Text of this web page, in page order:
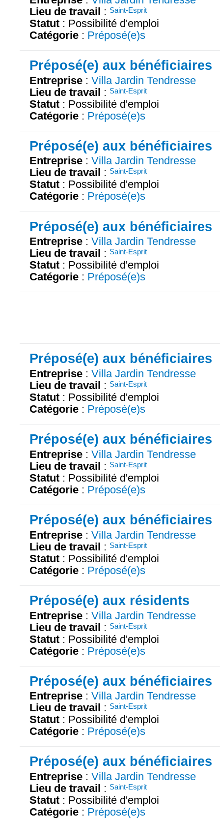
Lieu de travail : Saint-Esprit
Statut : Possibilité d'emploi
Catégorie : Préposé(e)s
Préposé(e) aux bénéficiaires
Entreprise : Villa Jardin Tendresse
Lieu de travail : Saint-Esprit
Statut : Possibilité d'emploi
Catégorie : Préposé(e)s
Préposé(e) aux bénéficiaires
Entreprise : Villa Jardin Tendresse
Lieu de travail : Saint-Esprit
Statut : Possibilité d'emploi
Catégorie : Préposé(e)s
Préposé(e) aux bénéficiaires
Entreprise : Villa Jardin Tendresse
Lieu de travail : Saint-Esprit
Statut : Possibilité d'emploi
Catégorie : Préposé(e)s
Préposé(e) aux bénéficiaires
Entreprise : Villa Jardin Tendresse
Lieu de travail : Saint-Esprit
Statut : Possibilité d'emploi
Catégorie : Préposé(e)s
Préposé(e) aux bénéficiaires
Entreprise : Villa Jardin Tendresse
Lieu de travail : Saint-Esprit
Statut : Possibilité d'emploi
Catégorie : Préposé(e)s
Préposé(e) aux bénéficiaires
Entreprise : Villa Jardin Tendresse
Lieu de travail : Saint-Esprit
Statut : Possibilité d'emploi
Catégorie : Préposé(e)s
Préposé(e) aux résidents
Entreprise : Villa Jardin Tendresse
Lieu de travail : Saint-Esprit
Statut : Possibilité d'emploi
Catégorie : Préposé(e)s
Préposé(e) aux bénéficiaires
Entreprise : Villa Jardin Tendresse
Lieu de travail : Saint-Esprit
Statut : Possibilité d'emploi
Catégorie : Préposé(e)s
Préposé(e) aux bénéficiaires
Entreprise : Villa Jardin Tendresse
Lieu de travail : Saint-Esprit
Statut : Possibilité d'emploi
Catégorie : Préposé(e)s